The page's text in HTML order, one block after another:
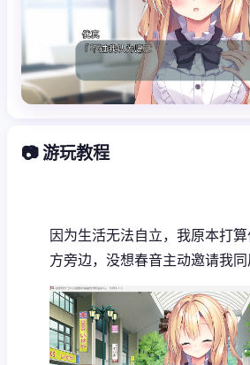
📷 游玩教程
因为生活无法自立，我原本打
方旁边，没想春音主动邀请我同